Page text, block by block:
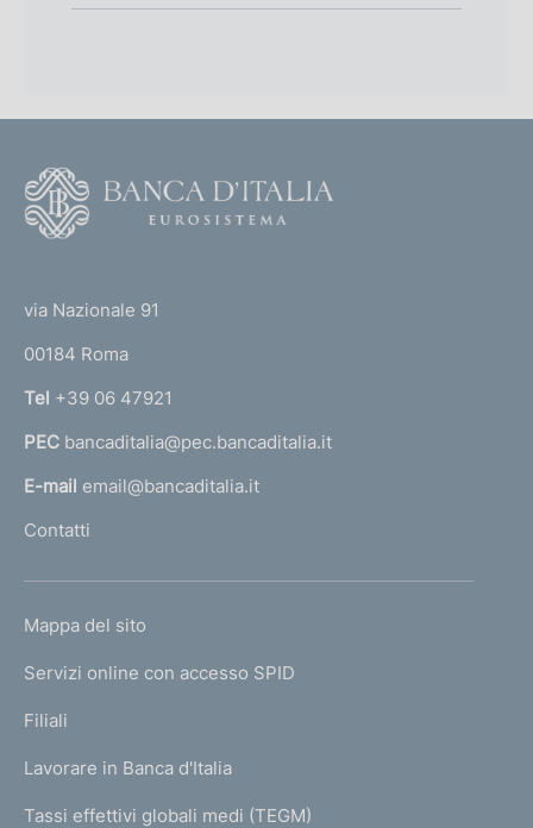
r
n
a
l
'
m
e
a
g
via Nazionale 91
00184 Roma
Tel +39 06 47921
PEC bancaditalia@pec.bancaditalia.it
E-mail email@bancaditalia.it
Contatti
L
N
K
T
I
Mappa del sito
Servizi online con accesso SPID
Filiali
Lavorare in Banca d'Italia
Tassi effettivi globali medi (TEGM)